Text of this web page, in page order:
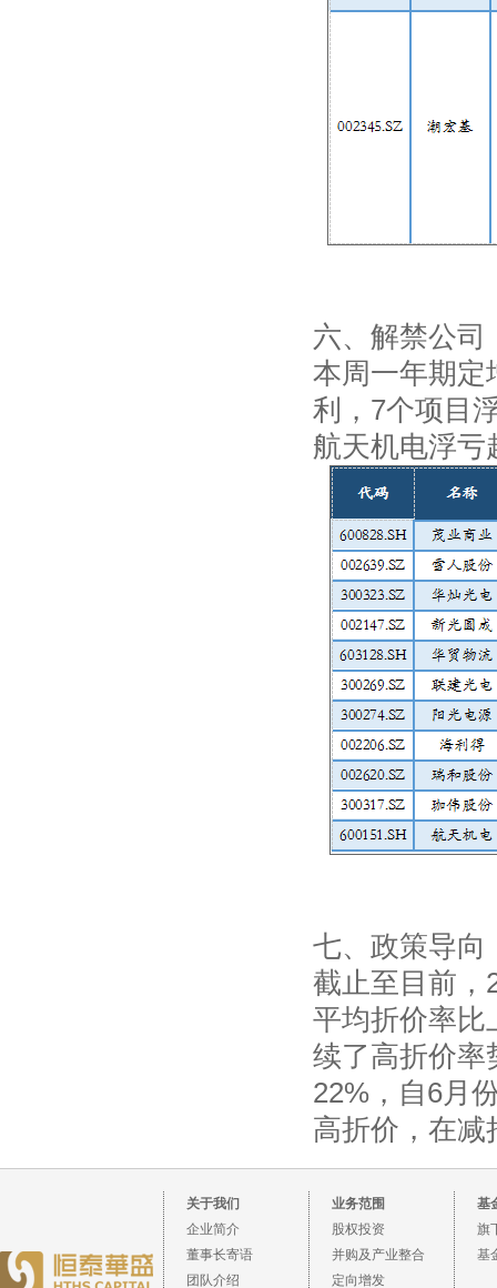
六、解禁公司
本周一年期定
利，7个项目
航天机电浮亏
七、政策导向
截止至目前，
平均折价率比
续了高折价率
22%，自6月
高折价，在减
关于我们
企业简介
董事长寄语
团队介绍
业务范围
股权投资
并购及产业整合
定向增发
基
旗
基